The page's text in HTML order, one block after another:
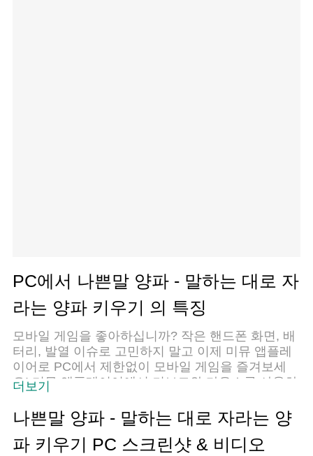
PC에서 나쁜말 양파 - 말하는 대로 자
라는 양파 키우기 의 특징
모바일 게임을 좋아하십니까? 작은 핸드폰 화면, 배
터리, 발열 이슈로 고민하지 말고 이제 미뮤 앱플레
이어로 PC에서 제한없이 모바일 게임을 즐겨보세
요! 미뮤 앱플레이어에서 키보드와 마우스를 사용하
여 잠자고 있든 프로게이머의 잠재력을 깨워보세요.
컴퓨터에서 다운로드 하시고 나쁜말 양파 - 말하는
대로 자라는 양파 키우기 설치하세요. 배터리 걱정,
발열 걱정 필요없이 마음껏 즐길수 있습니다; 미뮤
더보기
나쁜말 양파 - 말하는 대로 자라는 양
파 키우기 PC 스크린샷 & 비디오